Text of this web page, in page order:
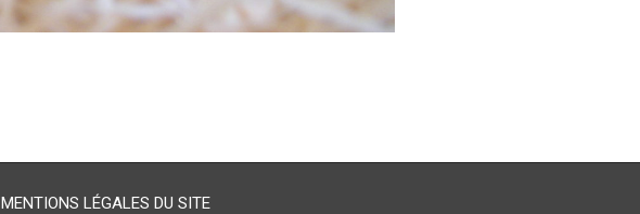
MENTIONS LÉGALES DU SITE